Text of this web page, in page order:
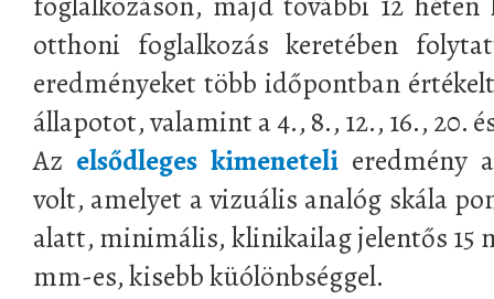
otthoni foglalkozás keretében
eredményeket több időpontban
állapotot, valamint a 4., 8., 12., 16., 20.
Az elsődleges kimenetelieredmény
volt, amelyet a vizuális analóg skála
alatt, minimális, klinikailag jelentős 15
mm-es, kisebb küólönbséggel.